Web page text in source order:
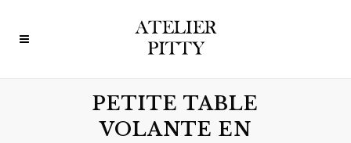
PETITE TABLE
VOLANTE EN